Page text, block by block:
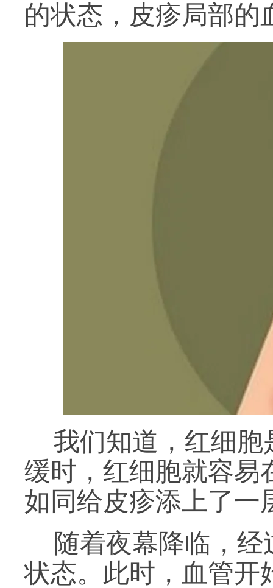
的状态，皮疹局部的
我们知道，红细
缓时，红细胞就容易
如同给皮疹添上了一
随着夜幕降临，
状态。此时，血管开